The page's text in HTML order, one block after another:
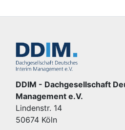
DDIM - Dachgesellschaft
Management e.V.
Lindenstr. 14
50674 Köln